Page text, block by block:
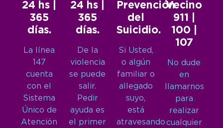
24 hs |
365
días.
La línea
147
cuenta
con el
Sistema
Único de
Atención
24 hs |
365
días.
De la
violencia
se puede
salir.
Pedir
ayuda es
el primer
Prevención
del
Suicidio.
Si Usted,
o algún
familiar o
allegado
suyo,
está
atravesando
Vecino
911 |
100 |
107
No dude
en
llamarnos
para
realizar
cualquier